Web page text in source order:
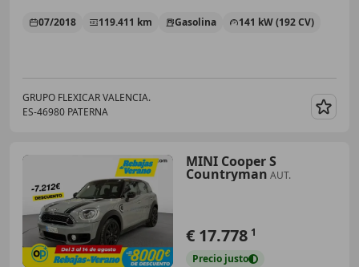
07/2018 119.411 km Gasolina 141 kW (192 CV)
GRUPO FLEXICAR VALENCIA.
ES-46980 PATERNA
MINI Cooper S
Countryman AUT.
€ 17.778 1
Precio justo